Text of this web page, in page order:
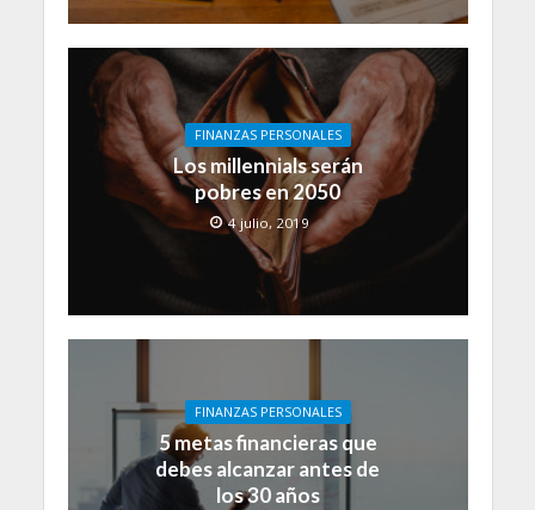
FINANZAS PERSONALES
Los millennials serán
pobres en 2050
4 julio, 2019
FINANZAS PERSONALES
5 metas financieras que
debes alcanzar antes de
los 30 años